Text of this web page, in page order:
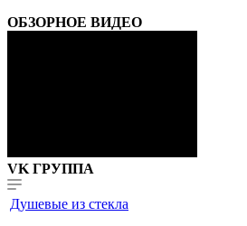
ОБЗОРНОЕ ВИДЕО
VK ГРУППА
Душевые из стекла